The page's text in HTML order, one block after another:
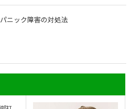
パニック障害の対処法